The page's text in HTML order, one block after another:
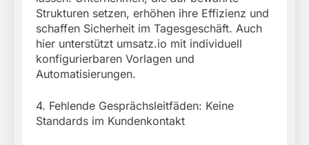
Strukturen setzen, erhöhen ihre Effizienz und
schaffen Sicherheit im Tagesgeschäft. Auch
hier unterstützt umsatz.io mit individuell
konfigurierbaren Vorlagen und
Automatisierungen.
4. Fehlende Gesprächsleitfäden: Keine
Standards im Kundenkontakt